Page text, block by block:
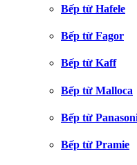
Bếp từ Hafele
Bếp từ Fagor
Bếp từ Kaff
Bếp từ Malloca
Bếp từ
Bếp từ Pramie